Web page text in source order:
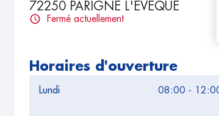
72250 PARIGNE L'EVEQUE
Fermé actuellement
Horaires d'ouverture
Lundi 08:00 -